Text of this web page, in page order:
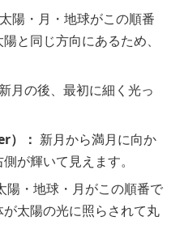
太陽・月・地球がこの順番
と同じ方向にあるため、
新月の後、最初に細く光っ
）： 新月から満月に向か
が輝いて見えます。
陽・地球・月がこの順番で
太陽の光に照らされて丸